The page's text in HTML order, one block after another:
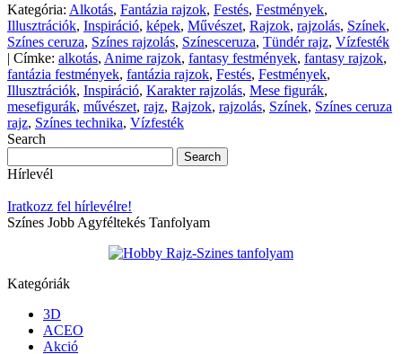
Kategória: Alkotás, Fantázia rajzok, Festés, Festmények,
Illusztrációk, Inspiráció, képek, Művészet, Rajzok, rajzolás, Színek,
Színes ceruza, Színes rajzolás, Színesceruza, Tündér rajz, Vízfesték
| Címke: alkotás, Anime rajzok, fantasy festmények, fantasy rajzok,
fantázia festmények, fantázia rajzok, Festés, Festmények,
Illusztrációk, Inspiráció, Karakter rajzolás, Mese figurák,
mesefigurák, művészet, rajz, Rajzok, rajzolás, Színek, Színes ceruza
rajz, Színes technika, Vízfesték
Search
Hírlevél
Iratkozz fel hírlevélre!
Színes Jobb Agyféltekés Tanfolyam
Kategóriák
3D
ACEO
Akció